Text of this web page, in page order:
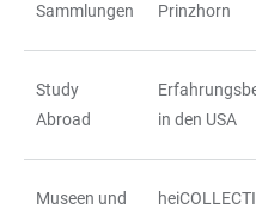
Sammlungen
Prinzhorn
Study
Abroad
in den USA
Museen und